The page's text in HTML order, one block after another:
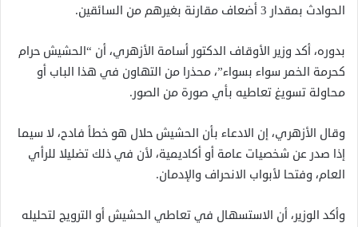
الحوادث بمقدار 3 أضعاف مقارنة بغيرهم من السائقين.
بدوره، أكد وزير الأوقاف الدكتور أسامة الأزهري، أن “الحشيش حرام
كحرمة الخمر سواء بسواء”، محذرا من التهاون في هذا الباب أو
محاولة تسويغ تعاطيه بأي صورة من الصور.
وقال الأزهري، إن الادعاء بأن الحشيش حلال هو خطأ فادح، لا سيما
إذا صدر عن شخصيات عامة أو أكاديمية، لأن في ذلك تضليلا للرأي
العام، وفتحا لأبواب الانحراف والإدمان.
وأكد الوزير، أن الاستسهال في تعاطي الحشيش أو الترويج لتحليله